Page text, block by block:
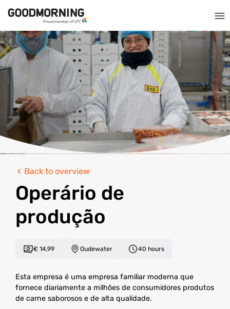
Back to overview
Operário de
produção
€ 14,99 Oudewater 40 hours
Esta empresa é uma empresa familiar moderna que
fornece diariamente a milhões de consumidores produtos
de carne saborosos e de alta qualidade.